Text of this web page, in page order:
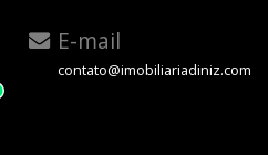
E-mail
contato@imobiliariadiniz.com